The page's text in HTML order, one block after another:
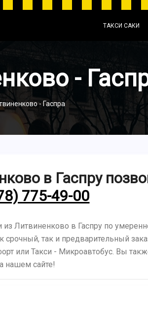
ТАКСИ САКИ
-
- Гаспра
в Гаспру
775-49-00
из Литвиненково в Гаспру по
так и предварительный
или Такси - Микроавтобус. Вы
нашем сайте!